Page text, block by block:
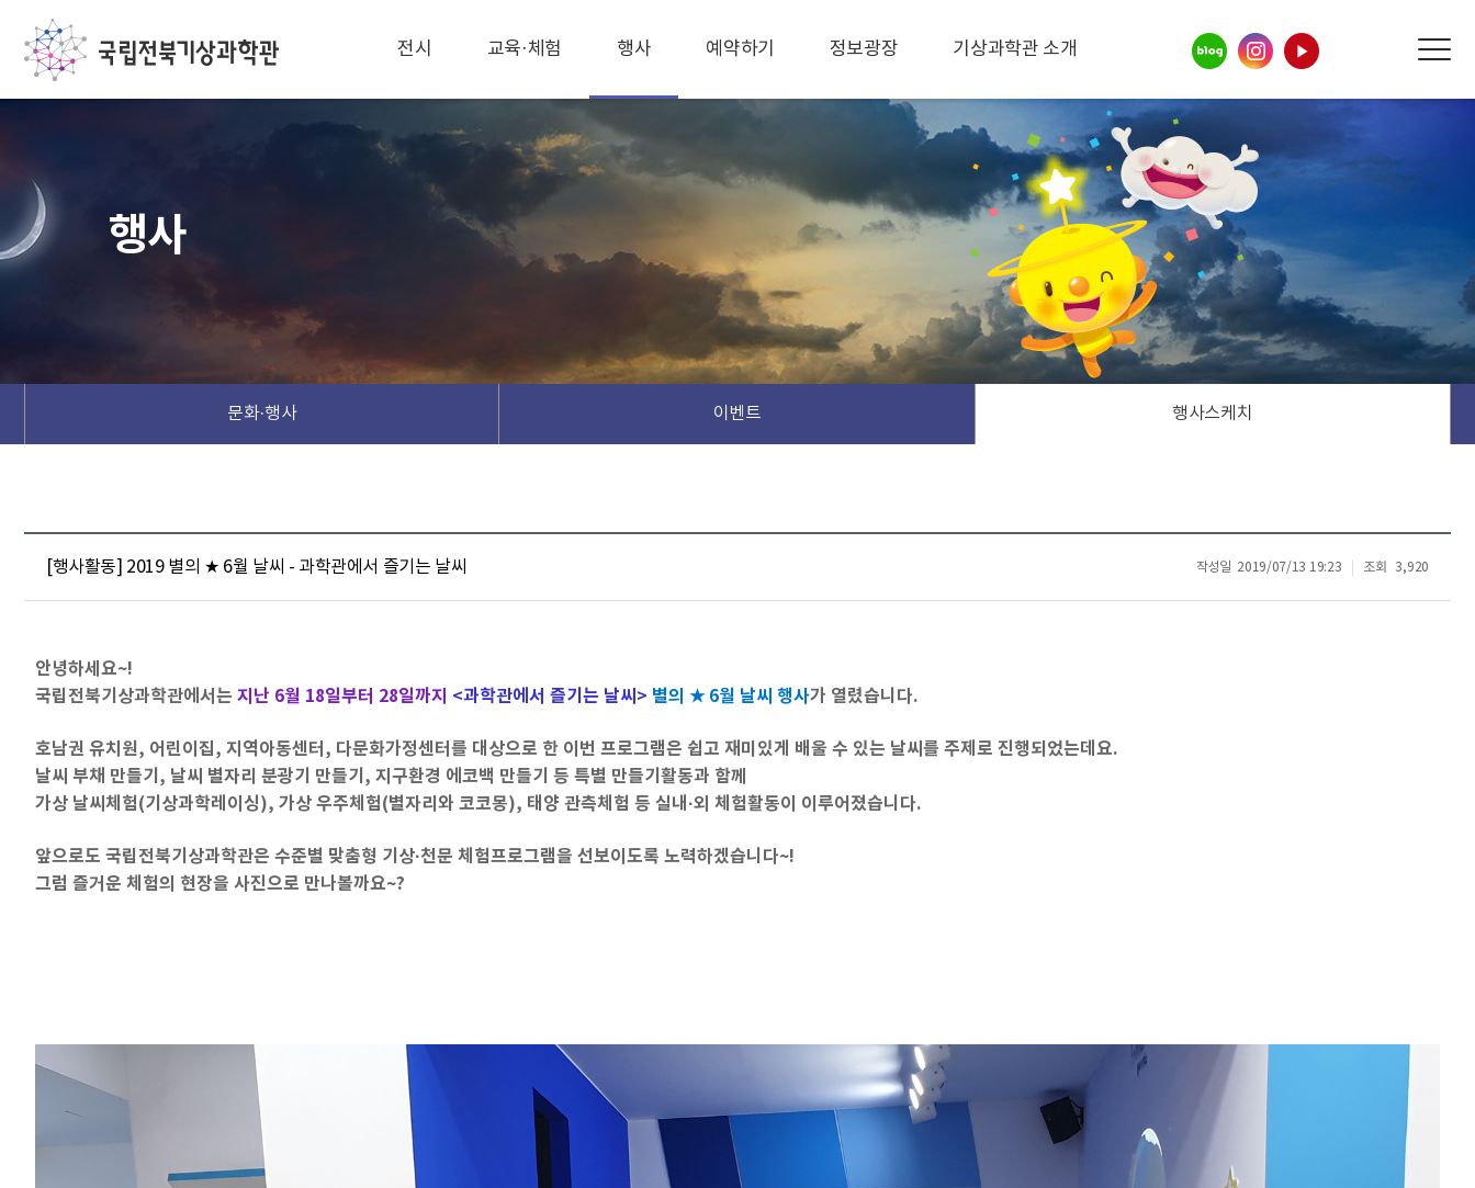
전시 교육·체험 행사 예약하기 정보광장 기상과학관 소개
행사
문화·행사 이벤트 행사스케치
[행사활동] 2019 별의 ★ 6월 날씨 - 과학관에서 즐기는 날씨 작성일 2019/07/13 19:23 조회 3,920
안녕하세요~!
국립전북기상과학관에서는 지난 6월 18일부터 28일까지 <과학관에서 즐기는 날씨> 별의 ★ 6월 날씨 행사가 열렸습니다.
호남권 유치원, 어린이집, 지역아동센터, 다문화가정센터를 대상으로 한 이번 프로그램은 쉽고 재미있게 배울 수 있는 날씨를 주제로 진행되었는데요.
날씨 부채 만들기, 날씨 별자리 분광기 만들기, 지구환경 에코백 만들기 등 특별 만들기활동과 함께
가상 날씨체험(기상과학레이싱), 가상 우주체험(별자리와 코코몽), 태양 관측체험 등 실내·외 체험활동이 이루어졌습니다.
앞으로도 국립전북기상과학관은 수준별 맞춤형 기상·천문 체험프로그램을 선보이도록 노력하겠습니다~!
그럼 즐거운 체험의 현장을 사진으로 만나볼까요~?